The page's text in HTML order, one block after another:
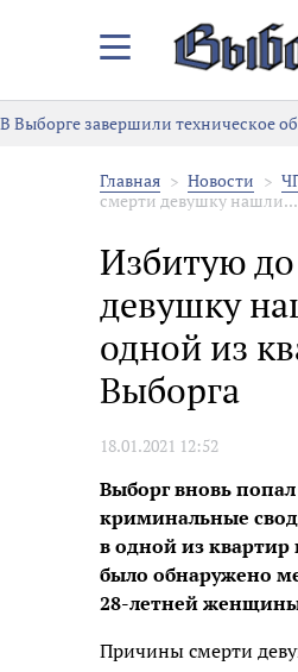
Закрыть/
меню
В Выборге завершили техническое
Главная Новости
смерти девушку нашли...
Избитую
девушку
одной из
Выборга
18.01.2021 12:52
Выборг вновь
криминальные
в одной из квартир
было обнаружено
28-летней
Причины смерти